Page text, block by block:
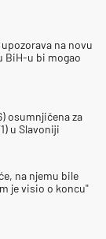
na novu
BiH-u bi mogao
osumnjičena za
u Slavoniji
na njemu bile
je visio o koncu"